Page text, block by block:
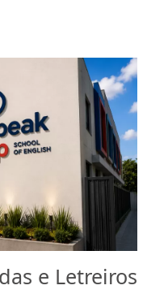
e Letreiros